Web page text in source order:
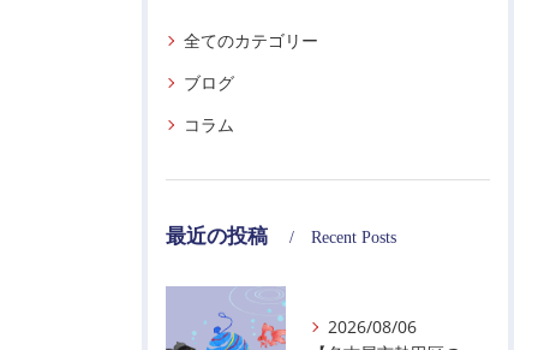
全てのカテゴリー
ブログ
コラム
最近の投稿 Recent Posts
2026/08/06